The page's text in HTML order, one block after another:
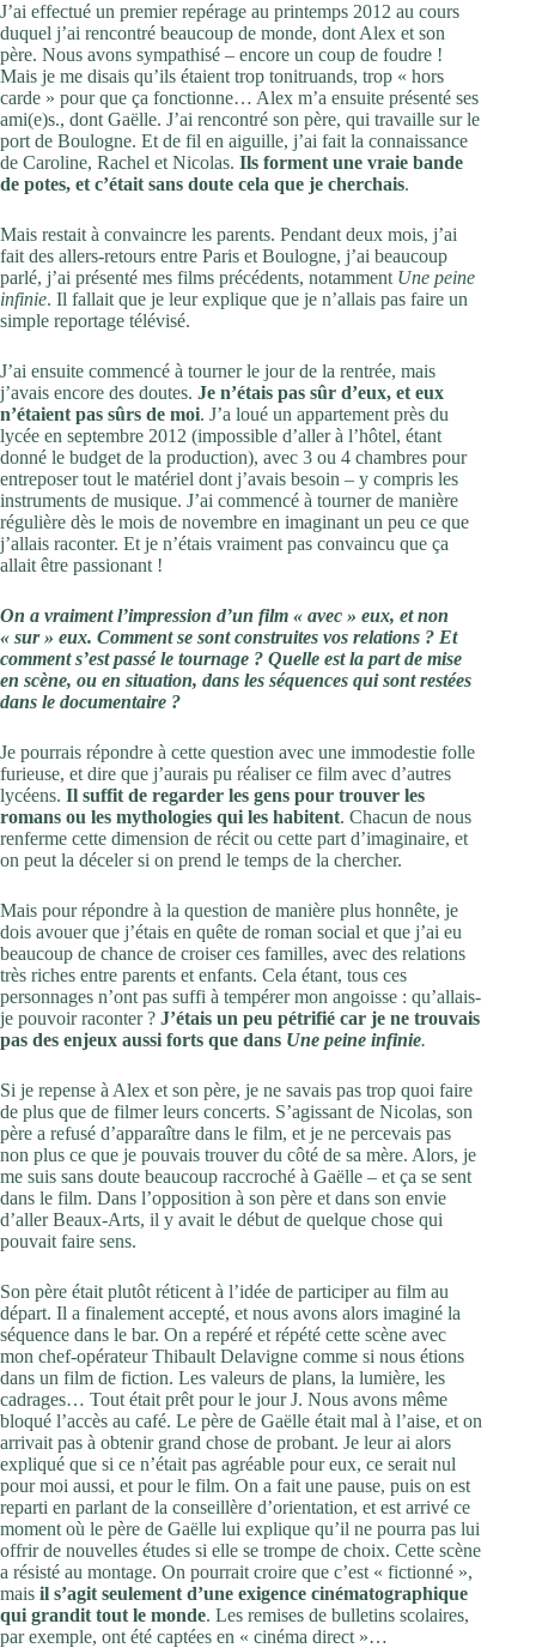
J’ai effectué un premier repérage au printemps 2012 au cours
duquel j’ai rencontré beaucoup de monde, dont Alex et son
père. Nous avons sympathisé – encore un coup de foudre !
Mais je me disais qu’ils étaient trop tonitruands, trop « hors
carde » pour que ça fonctionne… Alex m’a ensuite présenté ses
ami(e)s., dont Gaëlle. J’ai rencontré son père, qui travaille sur le
port de Boulogne. Et de fil en aiguille, j’ai fait la connaissance
de Caroline, Rachel et Nicolas. Ils forment une vraie bande
de potes, et c’était sans doute cela que je cherchais.
Mais restait à convaincre les parents. Pendant deux mois, j’ai
fait des allers-retours entre Paris et Boulogne, j’ai beaucoup
parlé, j’ai présenté mes films précédents, notamment Une peine
infinie. Il fallait que je leur explique que je n’allais pas faire un
simple reportage télévisé.
J’ai ensuite commencé à tourner le jour de la rentrée, mais
j’avais encore des doutes. Je n’étais pas sûr d’eux, et eux
n’étaient pas sûrs de moi. J’a loué un appartement près du
lycée en septembre 2012 (impossible d’aller à l’hôtel, étant
donné le budget de la production), avec 3 ou 4 chambres pour
entreposer tout le matériel dont j’avais besoin – y compris les
instruments de musique. J’ai commencé à tourner de manière
régulière dès le mois de novembre en imaginant un peu ce que
j’allais raconter. Et je n’étais vraiment pas convaincu que ça
allait être passionant !
On a vraiment l’impression d’un film « avec » eux, et non
« sur » eux. Comment se sont construites vos relations ? Et
comment s’est passé le tournage ? Quelle est la part de mise
en scène, ou en situation, dans les séquences qui sont restées
dans le documentaire ?
Je pourrais répondre à cette question avec une immodestie folle
furieuse, et dire que j’aurais pu réaliser ce film avec d’autres
lycéens. Il suffit de regarder les gens pour trouver les
romans ou les mythologies qui les habitent. Chacun de nous
renferme cette dimension de récit ou cette part d’imaginaire, et
on peut la déceler si on prend le temps de la chercher.
Mais pour répondre à la question de manière plus honnête, je
dois avouer que j’étais en quête de roman social et que j’ai eu
beaucoup de chance de croiser ces familles, avec des relations
très riches entre parents et enfants. Cela étant, tous ces
personnages n’ont pas suffi à tempérer mon angoisse : qu’allais-
je pouvoir raconter ? J’étais un peu pétrifié car je ne trouvais
pas des enjeux aussi forts que dans Une peine infinie.
Si je repense à Alex et son père, je ne savais pas trop quoi faire
de plus que de filmer leurs concerts. S’agissant de Nicolas, son
père a refusé d’apparaître dans le film, et je ne percevais pas
non plus ce que je pouvais trouver du côté de sa mère. Alors, je
me suis sans doute beaucoup raccroché à Gaëlle – et ça se sent
dans le film. Dans l’opposition à son père et dans son envie
d’aller Beaux-Arts, il y avait le début de quelque chose qui
pouvait faire sens.
Son père était plutôt réticent à l’idée de participer au film au
départ. Il a finalement accepté, et nous avons alors imaginé la
séquence dans le bar. On a repéré et répété cette scène avec
mon chef-opérateur Thibault Delavigne comme si nous étions
dans un film de fiction. Les valeurs de plans, la lumière, les
cadrages… Tout était prêt pour le jour J. Nous avons même
bloqué l’accès au café. Le père de Gaëlle était mal à l’aise, et on
arrivait pas à obtenir grand chose de probant. Je leur ai alors
expliqué que si ce n’était pas agréable pour eux, ce serait nul
pour moi aussi, et pour le film. On a fait une pause, puis on est
reparti en parlant de la conseillère d’orientation, et est arrivé ce
moment où le père de Gaëlle lui explique qu’il ne pourra pas lui
offrir de nouvelles études si elle se trompe de choix. Cette scène
a résisté au montage. On pourrait croire que c’est « fictionné »,
mais il s’agit seulement d’une exigence cinématographique
qui grandit tout le monde. Les remises de bulletins scolaires,
par exemple, ont été captées en « cinéma direct »…